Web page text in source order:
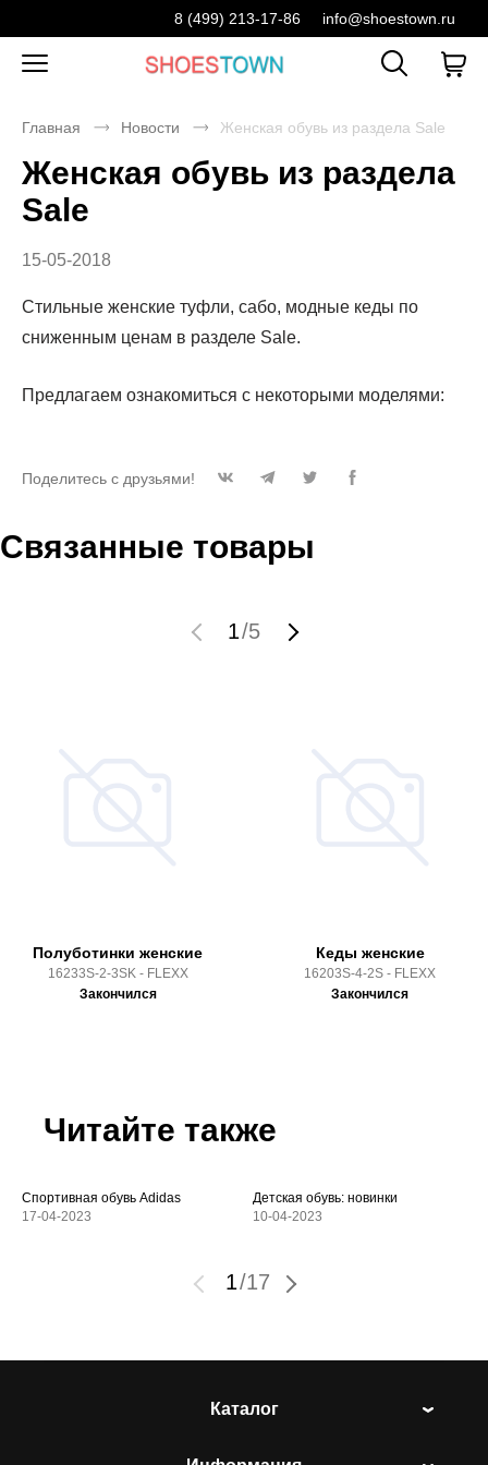
8 (499) 213-17-86 info@shoestown.ru
Главная Новости Женская обувь из раздела Sale
Женская обувь из раздела
Sale
15-05-2018
Стильные женские туфли, сабо, модные кеды по
сниженным ценам в разделе Sale.
Предлагаем ознакомиться с некоторыми моделями:
Поделитесь с друзьями!
Связанные товары
1/5
Полуботинки женские
16233S-2-3SK - FLEXX
Закончился
Кеды женские
16203S-4-2S - FLEXX
Закончился
Читайте также
Спортивная обувь Adidas
17-04-2023
Детская обувь: новинки
10-04-2023
1/17
Каталог